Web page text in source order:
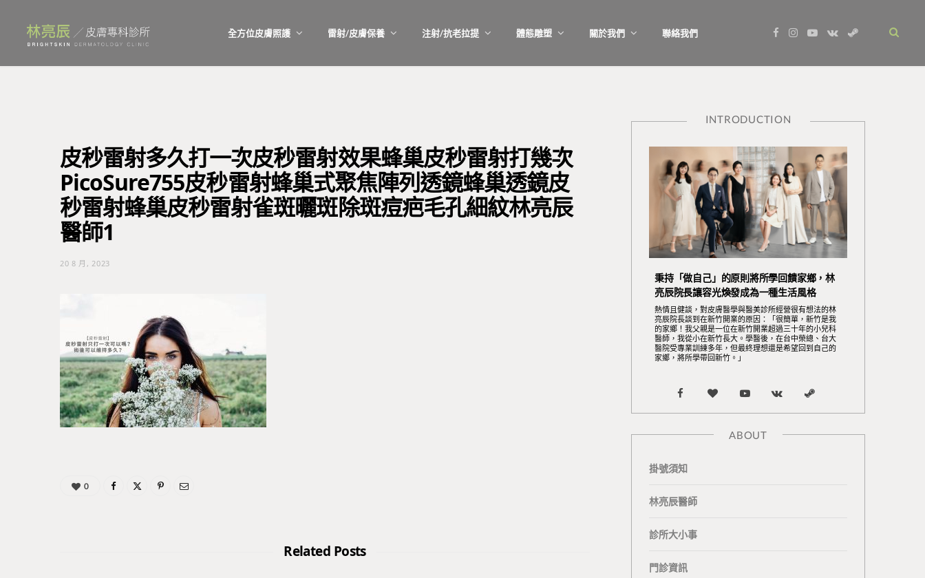
全方位皮膚照護 雷射/皮膚保養 注射/抗老拉提 體態雕塑 關於我們 聯絡我們
I
Y
V
S
皮秒雷射多久打一次皮秒雷射效果蜂巢皮秒雷射打幾次
PicoSure755皮秒雷射蜂巢式聚焦陣列透鏡蜂巢透鏡皮
秒雷射蜂巢皮秒雷射雀斑曬斑除斑痘疤毛孔細紋林亮辰
醫師1
20 8 月, 2023
0
Related Posts
INTRODUCTION
秉持「做自己」的原則將所學回饋家鄉，林
亮辰院長讓容光煥發成為一種生活風格
熱情且健談，對皮膚醫學與醫美診所經營很有想法的林
亮辰院長談到在新竹開業的原因：「很簡單，新竹是我
的家鄉！我父親是一位在新竹開業超過三十年的小兒科
醫師，我從小在新竹長大。學醫後，在台中榮總、台大
醫院受專業訓練多年，但最終理想還是希望回到自己的
家鄉，將所學帶回新竹。」
F
a
e
b
k
B
l
Y
o
u
V
K
S
t
ABOUT
掛號須知
林亮辰醫師
診所大小事
門診資訊